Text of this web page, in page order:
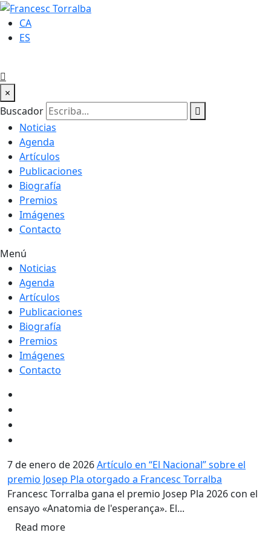
CA
ES
×
Buscador
Noticias
Agenda
Artículos
Publicaciones
Biografía
Premios
Imágenes
Contacto
Menú
Noticias
Agenda
Artículos
Publicaciones
Biografía
Premios
Imágenes
Contacto
7 de enero de 2026Artículo en “El Nacional” sobre el
premio Josep Pla otorgado a Francesc Torralba
Francesc Torralba gana el premio Josep Pla 2026 con el
ensayo «Anatomia de l'esperança». El...
Read more